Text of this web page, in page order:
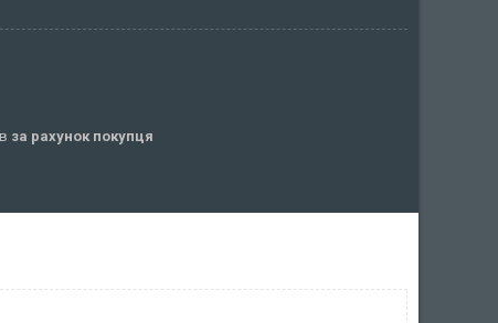
за рахунок покупця